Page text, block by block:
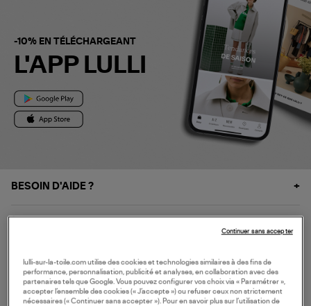
-10% EN TÉLÉCHARGEANT
L'APP LULLI
BESOIN D'AIDE ?
NOS SERVICES
SERVICE CLIENT
lulli-sur-la-toile.com utilise des cookies et technologies similaires à des fins de
performance, personnalisation, publicité et analyses, en collaboration avec des
partenaires tels que Google. Vous pouvez configurer vos choix via « Paramétrer »,
accepter l’ensemble des cookies (« J’accepte ») ou refuser ceux non strictement
nécessaires (« Continuer sans accepter »). Pour en savoir plus sur l’utilisation de
Continuer sans accepter